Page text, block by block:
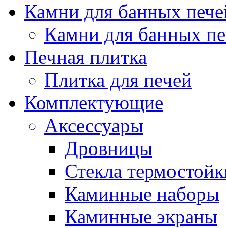
Камни для банных
Камни для банных
Печная плитка
Плитка для печей
Комплектующие
Аксессуары
Дровницы
Стекла
Каминные наборы
Каминные экраны